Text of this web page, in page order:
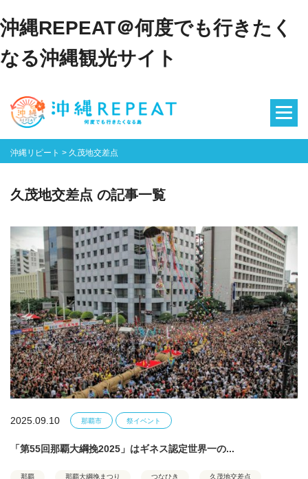
沖縄REPEAT＠何度でも行きたく
なる沖縄観光サイト
沖縄リピート > 久茂地交差点
久茂地交差点 の記事一覧
2025.09.10 那覇市 祭イベント
「第55回那覇大綱挽2025」はギネス認定世界一の...
那覇 那覇大綱挽まつり つなひき 久茂地交差点